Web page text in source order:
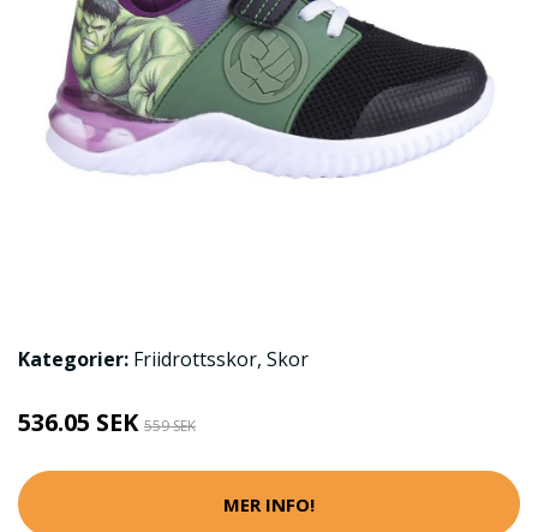
Kategorier: Friidrottsskor, Skor
536.05 SEK 559 SEK
MER INFO!